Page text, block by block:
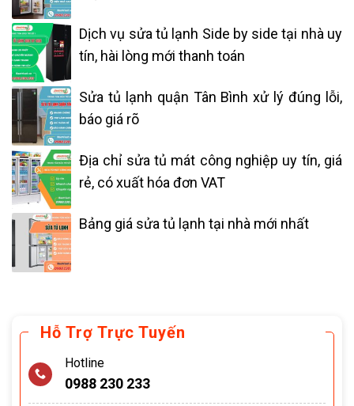
Hỗ Trợ Trực Tuyến
Hotline
0988 230 233
Dịch vụ sửa tủ lạnh Side by side tại nhà uy
tín, hài lòng mới thanh toán
Sửa tủ lạnh quận Tân Bình xử lý đúng lỗi,
báo giá rõ
Địa chỉ sửa tủ mát công nghiệp uy tín, giá
rẻ, có xuất hóa đơn VAT
Bảng giá sửa tủ lạnh tại nhà mới nhất